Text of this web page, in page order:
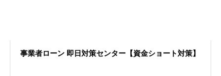
事業者ローン 即日対策センター【資金ショート対策】